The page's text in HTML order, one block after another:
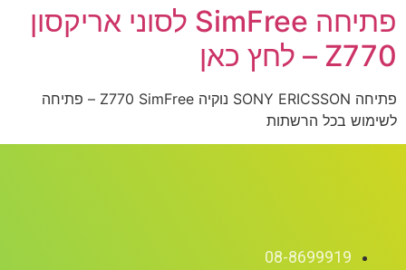
פתיחה SimFree לסוני אריקסון
Z770 – לחץ כאן
פתיחה SONY ERICSSON נוקיה Z770 SimFree – פתיחה
לשימוש בכל הרשתות
08-8699919